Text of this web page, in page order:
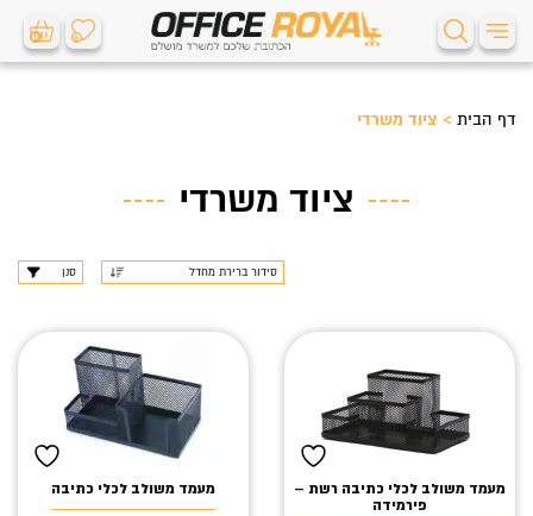
0 0
דף הבית > ציוד משרדי
ציוד משרדי
סנן
מעמד משולב לכלי כתיבה רשת –
פירמידה
מעמד משולב לכלי כתיבה